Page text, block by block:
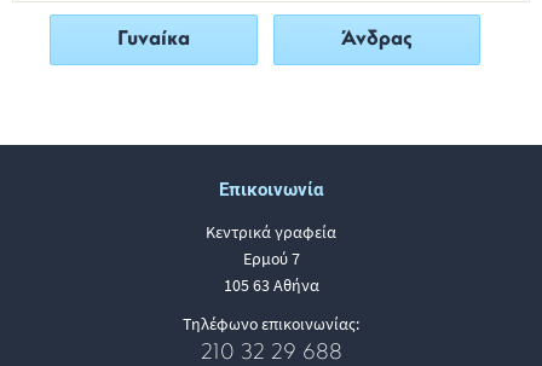
Γυναίκα Άνδρας
Επικοινωνία
Κεντρικά γραφεία
Ερμού 7
105 63 Αθήνα
Τηλέφωνο επικοινωνίας:
210 32 29 688